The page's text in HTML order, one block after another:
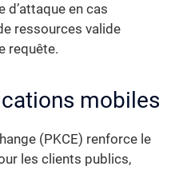
d’attaque en cas
ressources valide
requête.
mobiles
(PKCE) renforce le
les clients publics,